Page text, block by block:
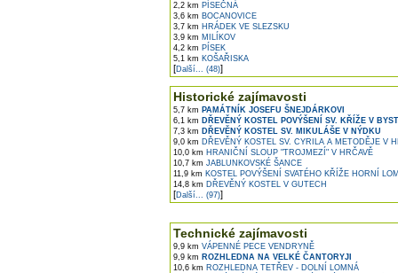
2,2 km PÍSEČNÁ
3,6 km BOCANOVICE
3,7 km HRÁDEK VE SLEZSKU
3,9 km MILÍKOV
4,2 km PÍSEK
5,1 km KOŠAŘISKA
[Další... (48)]
Historické zajímavosti
5,7 km PAMÁTNÍK JOSEFU ŠNEJDÁRKOVI
6,1 km DŘEVĚNÝ KOSTEL POVÝŠENÍ SV. KŘÍŽE V
7,3 km DŘEVĚNÝ KOSTEL SV. MIKULÁŠE V NÝDKU
9,0 km DŘEVĚNÝ KOSTEL SV. CYRILA A METODĚJE V
10,0 km HRANIČNÍ SLOUP "TROJMEZÍ" V HRČAVĚ
10,7 km JABLUNKOVSKÉ ŠANCE
11,9 km KOSTEL POVÝŠENÍ SVATÉHO KŘÍŽE HORNÍ
14,8 km DŘEVĚNÝ KOSTEL V GUTECH
[Další... (97)]
Technické zajímavosti
9,9 km VÁPENNÉ PECE VENDRYNĚ
9,9 km ROZHLEDNA NA VELKÉ ČANTORYJI
10,6 km ROZHLEDNA TETŘEV - DOLNÍ LOMNÁ